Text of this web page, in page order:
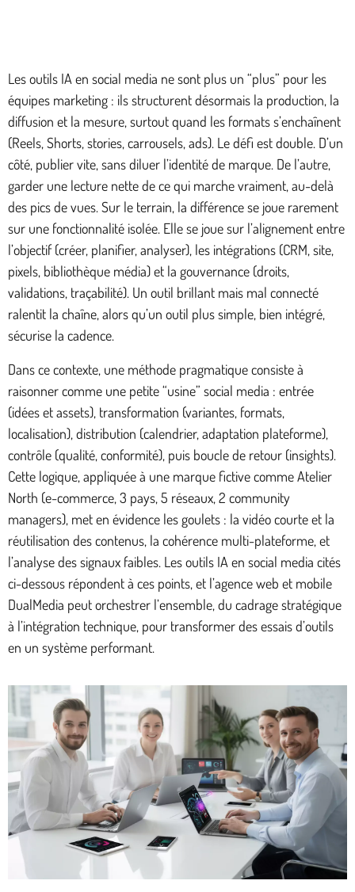
Les outils IA en social media ne sont plus un “plus” pour les
équipes marketing : ils structurent désormais la production, la
diffusion et la mesure, surtout quand les formats s’enchaînent
(Reels, Shorts, stories, carrousels, ads). Le défi est double. D’un
côté, publier vite, sans diluer l’identité de marque. De l’autre,
garder une lecture nette de ce qui marche vraiment, au-delà
des pics de vues. Sur le terrain, la différence se joue rarement
sur une fonctionnalité isolée. Elle se joue sur l’alignement entre
l’objectif (créer, planifier, analyser), les intégrations (CRM, site,
pixels, bibliothèque média) et la gouvernance (droits,
validations, traçabilité). Un outil brillant mais mal connecté
ralentit la chaîne, alors qu’un outil plus simple, bien intégré,
sécurise la cadence.
Dans ce contexte, une méthode pragmatique consiste à
raisonner comme une petite “usine” social media : entrée
(idées et assets), transformation (variantes, formats,
localisation), distribution (calendrier, adaptation plateforme),
contrôle (qualité, conformité), puis boucle de retour (insights).
Cette logique, appliquée à une marque fictive comme Atelier
North (e-commerce, 3 pays, 5 réseaux, 2 community
managers), met en évidence les goulets : la vidéo courte et la
réutilisation des contenus, la cohérence multi-plateforme, et
l’analyse des signaux faibles. Les outils IA en social media cités
ci-dessous répondent à ces points, et l’agence web et mobile
DualMedia peut orchestrer l’ensemble, du cadrage stratégique
à l’intégration technique, pour transformer des essais d’outils
en un système performant.